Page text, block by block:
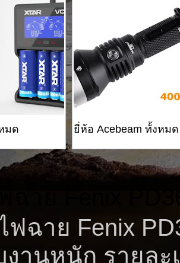
มด ยี่ห้อ Acebeam ทั้งหมด
ฉาย Fenix
ฟฉาย Fenix
งานหนัก รายล